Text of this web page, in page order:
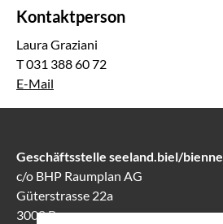
Kontaktperson
Laura Graziani
T 031 388 60 72
E-Mail
Geschäftsstelle seeland.biel/bienne
c/o BHP Raumplan AG
Güterstrasse 22a
3008 Bern